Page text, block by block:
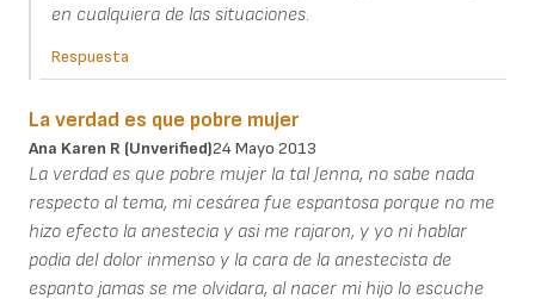
en cualquiera de las situaciones.
Respuesta
La verdad es que pobre mujer
Ana Karen R (unverified)24 Mayo 2013
La verdad es que pobre mujer la tal Jenna, no sabe nada
respecto al tema, mi cesárea fue espantosa porque no me
hizo efecto la anestecia y asi me rajaron, y yo ni hablar
podia del dolor inmenso y la cara de la anestecista de
espanto jamas se me olvidara, al nacer mi hijo lo escuche